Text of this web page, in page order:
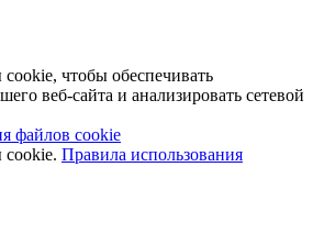
чтобы обеспечивать
веб-сайта и анализировать сетевой
файлов cookie
Правила использования